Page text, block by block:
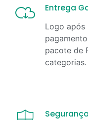
Entrega
Logo após
pacote de
categorias.